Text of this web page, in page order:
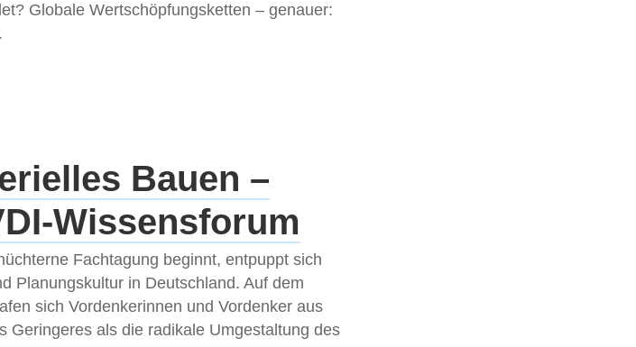
Globale Wertschöpfungsketten – genauer:
Bauen –
Wissensforum
Fachtagung beginnt, entpuppt sich
Planungskultur in Deutschland. Auf dem
sich Vordenkerinnen und Vordenker aus
Geringeres als die radikale Umgestaltung des